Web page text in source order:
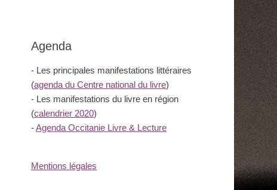
Agenda
- Les principales manifestations littéraires
(agenda du Centre national du livre)
- Les manifestations du livre en région
(calendrier 2020)
-Agenda Occitanie Livre & Lecture
Mentions légales